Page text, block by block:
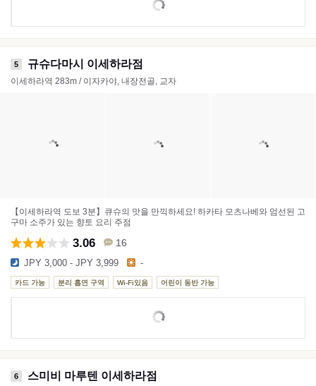
5 규슈다마시 이세하라점
이세하라역 283m / 이자카야, 내장전골, 교자
【이세하라역 도보 3분】큐슈의 맛을 만끽하세요! 하카타 모츠나베와 엄선된 고
구마 소주가 있는 향토 요리 주점
3.06 16
JPY 3,000 - JPY 3,999 -
카드 가능 분리 흡연 구역 Wi-Fi있음 어린이 동반 가능
6 스미비 마루텐 이세하라점